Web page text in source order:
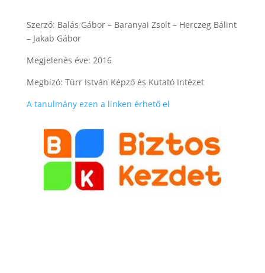
Szerző: Balás Gábor – Baranyai Zsolt – Herczeg Bálint
– Jakab Gábor
Megjelenés éve: 2016
Megbízó: Türr István Képző és Kutató Intézet
A tanulmány ezen a linken érhető el